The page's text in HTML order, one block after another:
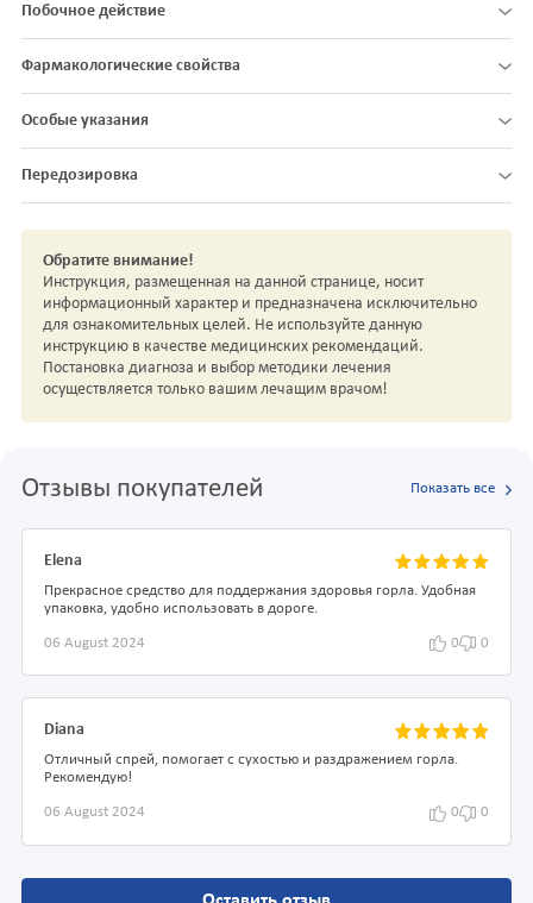
Побочное действие
Фармакологические свойства
Особые указания
Передозировка
Обратите внимание!
Инструкция, размещенная на данной странице, носит
информационный характер и предназначена исключительно
для ознакомительных целей. Не используйте данную
инструкцию в качестве медицинских рекомендаций.
Постановка диагноза и выбор методики лечения
осуществляется только вашим лечащим врачом!
Отзывы покупателей Показать все
Elena
Прекрасное средство для поддержания здоровья горла. Удобная
упаковка, удобно использовать в дороге.
06 August 2024 0 0
Diana
Отличный спрей, помогает с сухостью и раздражением горла.
Рекомендую!
06 August 2024 0 0